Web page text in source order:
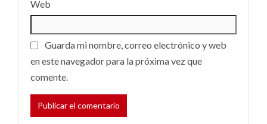
Web
Guarda mi nombre, correo electrónico y web
en este navegador para la próxima vez que
comente.